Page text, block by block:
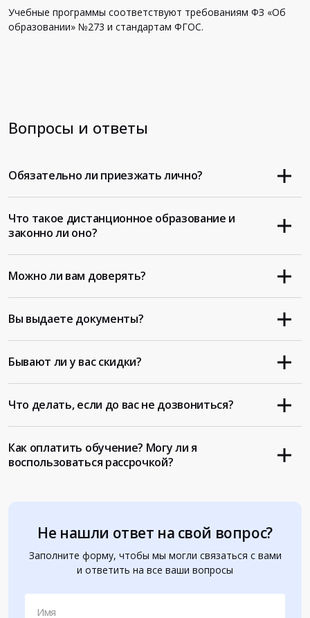
Учебные программы соответствуют требованиям ФЗ «Об
образовании» №273 и стандартам ФГОС.
Вопросы и ответы
Не нашли ответ на свой вопрос?
Заполните форму, чтобы мы могли связаться с вами
и ответить на все ваши вопросы
Имя
Обязательно ли приезжать лично?
Что такое дистанционное образование и
законно ли оно?
Можно ли вам доверять?
Вы выдаете документы?
Бывают ли у вас скидки?
Что делать, если до вас не дозвониться?
Как оплатить обучение? Могу ли я
воспользоваться рассрочкой?